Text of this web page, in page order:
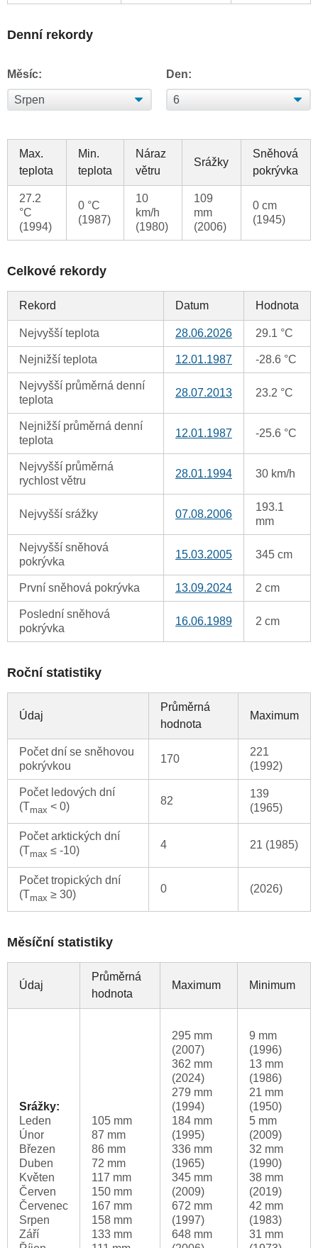
Denní rekordy
Měsíc: Den:
Max.
teplota
Min.
teplota
Náraz
větru
Srážky
Sněhová
pokrývka
27.2
°C
(1994)
0 °C
(1987)
10
km/h
(1980)
109
mm
(2006)
0 cm
(1945)
Celkové rekordy
Rekord Datum Hodnota
Nejvyšší teplota 28.06.2026 29.1 °C
Nejnižší teplota 12.01.1987 -28.6 °C
Nejvyšší průměrná denní
teplota
28.07.2013 23.2 °C
Nejnižší průměrná denní
teplota
12.01.1987 -25.6 °C
Nejvyšší průměrná
rychlost větru
28.01.1994 30 km/h
Nejvyšší srážky 07.08.2006
193.1
mm
Nejvyšší sněhová
pokrývka
15.03.2005 345 cm
První sněhová pokrývka 13.09.2024 2 cm
Poslední sněhová
pokrývka
16.06.1989 2 cm
Roční statistiky
Údaj
Průměrná
hodnota
Maximum
Počet dní se sněhovou
pokrývkou
170
221
(1992)
Počet ledových dní
(Tmax < 0) 82
139
(1965)
Počet arktických dní
(Tmax ≤ -10) 4 21 (1985)
Počet tropických dní
(Tmax ≥ 30) 0 (2026)
Měsíční statistiky
Údaj
Průměrná
hodnota
Maximum Minimum
Srážky:
Leden
Únor
Březen
Duben
Květen
Červen
Červenec
Srpen
Září
105 mm
87 mm
86 mm
72 mm
117 mm
150 mm
167 mm
158 mm
133 mm
295 mm
(2007)
362 mm
(2024)
279 mm
(1994)
184 mm
(1995)
336 mm
(1965)
345 mm
(2009)
672 mm
(1997)
648 mm
9 mm
(1996)
13 mm
(1986)
21 mm
(1950)
5 mm
(2009)
32 mm
(1990)
38 mm
(2019)
42 mm
(1983)
31 mm